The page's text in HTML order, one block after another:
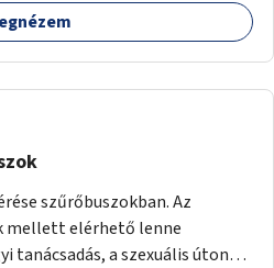
szűrőbuszokban. Az
mellett elérhető lenne
tanácsadás, a szexuális úton